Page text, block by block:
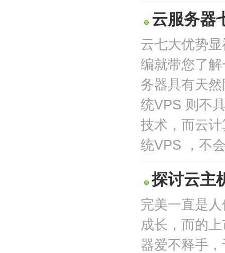
云服务器
云七大优势
编就带您了
务器具有天
统VPS 则不
技术，而云
统VPS ，不
探讨云主
完美一直是
成长，而的
器爱不释手